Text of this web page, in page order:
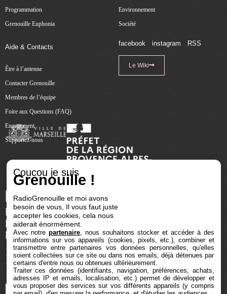
Programmation
Grenouille Euphonia
Environnement
Société
Aide & Contacts
Être à l’antenne
Contacter Grenouille
Membres de l’équipe
Foire aux Questions (FAQ)
Engagement
Supportez-nous
facebook instagram RSS
Le Wiki
Coucou je suis
Grenouille !
RadioGrenouille et moi avons
besoin de vous, Il vous faut juste
accepter les cookies, cela nous
aiderait énormément.
Avec notrepartenaire , nous souhaitons stocker et accéder à des
informations sur vos appareils (cookies, pixels, etc.), combiner et
transmettre entre partenaires vos données personnelles, qu'elles
soient collectées sur ce site ou dans nos emails, déjà détenues par
certains d'entre nous ou obtenues ultérieurement.
Traiter ces données (identifiants, navigation, préférences, achats,
adresses IP et emails, localisation, etc.) permet de développer et
vous proposer des services sur vos différents appareils (y compris